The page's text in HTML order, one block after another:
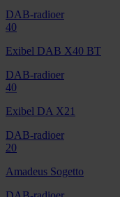
DAB-radioer
40
Exibel DAB X40 BT
DAB-radioer
40
Exibel DA X21
DAB-radioer
20
Amadeus Sogetto